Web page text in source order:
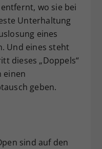
wo sie bei
Unterhaltung
eines
Und eines steht
dieses „Doppels“
einen
geben.
sind auf den